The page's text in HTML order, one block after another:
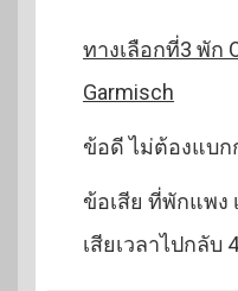
ทางเลือกที่3 พัก
Garmisch
ข้อดี ไม่ต้องแบก
ข้อเสีย ที่พักแพง
เสียเวลาไปกลับ